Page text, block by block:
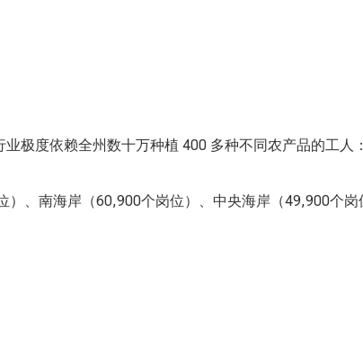
业极度依赖全州数十万种植 400 多种不同农产品的工人：
）、南海岸（60,900个岗位）、中央海岸（49,900个